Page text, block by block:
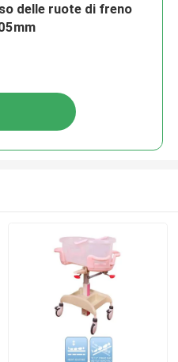
delle ruote di freno